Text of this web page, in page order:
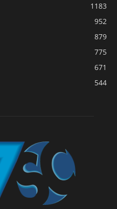
1183
952
879
775
671
544